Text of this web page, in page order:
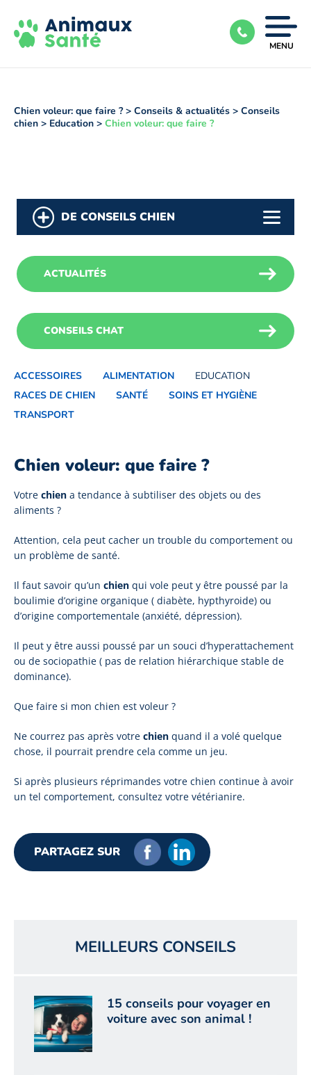
Ouvrir
MENU
Chien voleur: que faire ?> Conseils & actualités > Conseils
chien > Education > Chien voleur: que faire ?
DE CONSEILS CHIEN
ACTUALITÉS
CONSEILS CHAT
ACCESSOIRES ALIMENTATION
EDUCATION
RACES DE CHIEN
SANTÉ
SOINS ET HYGIÈNE
TRANSPORT
Chien voleur: que faire ?
Votre chien a tendance à subtiliser des objets ou des
aliments ?
Attention, cela peut cacher un trouble du comportement ou
un problème de santé.
Il faut savoir qu’un chien qui vole peut y être poussé par la
boulimie d’origine organique ( diabète, hypthyroide) ou
d’origine comportementale (anxiété, dépression).
Il peut y être aussi poussé par un souci d’hyperattachement
ou de sociopathie ( pas de relation hiérarchique stable de
dominance).
Que faire si mon chien est voleur ?
Ne courrez pas après votre chien quand il a volé quelque
chose, il pourrait prendre cela comme un jeu.
Si après plusieurs réprimandes votre chien continue à avoir
un tel comportement, consultez votre vétérianire.
PARTAGEZ SUR
MEILLEURS CONSEILS
15 conseils pour voyager en
voiture avec son animal !